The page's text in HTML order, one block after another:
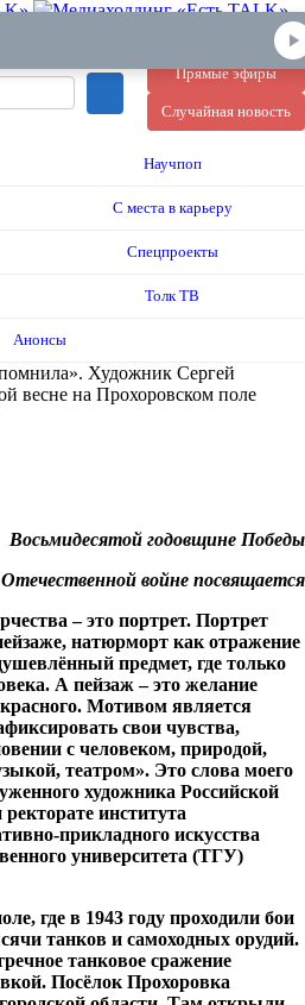
Прямые эфиры
Случайная новость
Научпоп
С места в карьеру
Спецпроекты
Толк ТВ
Анонсы
Художник Сергей
весне на Прохоровском поле
Восьмидесятой годовщине Победы
войне посвящается
– это портрет. Портрет
натюрморт как отражение
предмет, где только
А пейзаж – это желание
Мотивом является
свои чувства,
с человеком, природой,
театром». Это слова моего
художника Российской
института
прикладного искусства
университета (ТГУ)
где в 1943 году проходили бои
танков и самоходных орудий.
танковое сражение
Посёлок Прохоровка